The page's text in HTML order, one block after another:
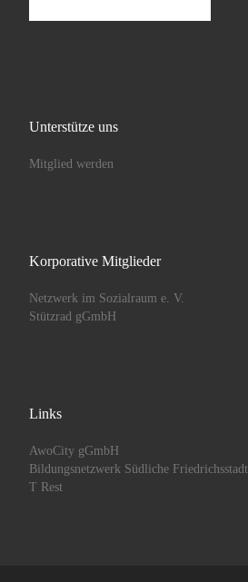
Unterstütze uns
Mitglied werden
Korporative Mitglieder
Netzwerk im Sozialraum e. V.
Stützrad gGmbH
Links
AwoCity gGmbH
Bildungsnetzwerk Südliche Friedrichsstadt
T Rest